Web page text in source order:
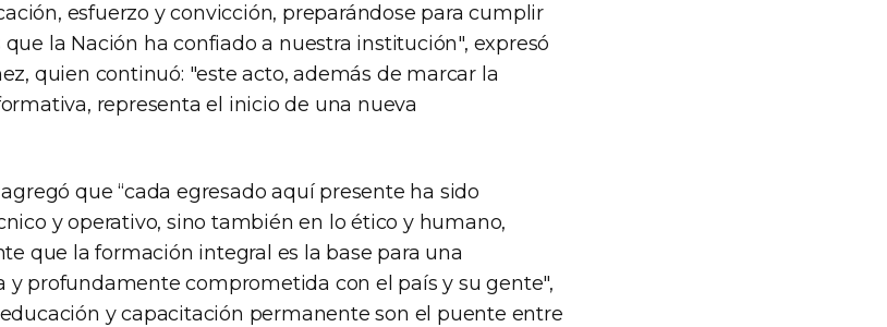
esfuerzo y convicción, preparándose para cumplir
la Nación ha confiado a nuestra institución", expresó
quien continuó: "este acto, además de marcar la
representa el inicio de una nueva
que “cada egresado aquí presente ha sido
y operativo, sino también en lo ético y humano,
que la formación integral es la base para una
y profundamente comprometida con el país y su gente",
y capacitación permanente son el puente entre